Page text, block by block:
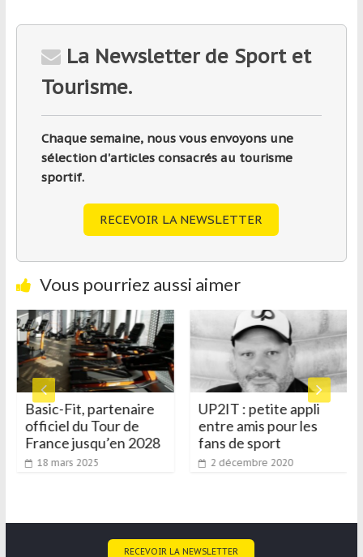
La Newsletter de Sport et
Tourisme.
Chaque semaine, nous vous envoyons une
sélection d'articles consacrés au tourisme
sportif.
RECEVOIR LA NEWSLETTER
Vous pourriez aussi aimer
Basic-Fit, partenaire
officiel du Tour de
France jusqu’en 2028
18 mars 2025
UP2IT : petite appli
entre amis pour les
fans de sport
2 décembre 2020
RECEVOIR LA NEWSLETTER